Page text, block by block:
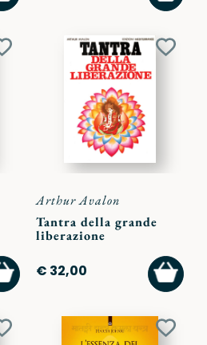
CARRELLO
Aggiungi
AGGIUNGI
AL
CARRELLO
Arthur Avalon
Tantra della grande
liberazione
€ 32,00
AL
Aggiungi